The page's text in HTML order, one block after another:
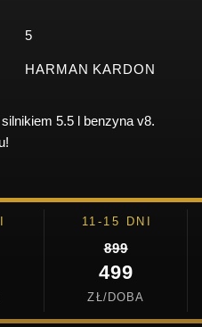
5
HARMAN KARDON
5.5 l benzyna v8.
11-15 DNI
899
499
ZŁ/DOBA